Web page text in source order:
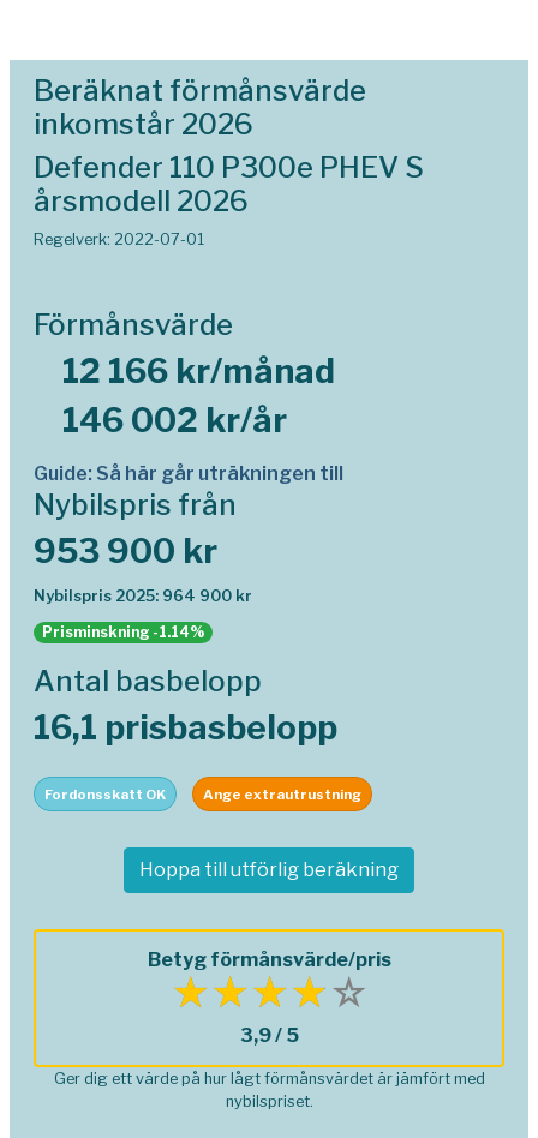
Beräknat förmånsvärde
inkomstår 2026
Defender 110 P300e PHEV S
årsmodell 2026
Regelverk: 2022-07-01
Förmånsvärde
12 166 kr/månad
146 002 kr/år
Guide: Så här går uträkningen till
Nybilspris från
953 900 kr
Nybilspris 2025: 964 900 kr
Prisminskning -1.14%
Antal basbelopp
16,1 prisbasbelopp
Fordonsskatt OK Ange extrautrustning
Hoppa till utförlig beräkning
Betyg förmånsvärde/pris
3,9 / 5
Ger dig ett värde på hur lågt förmånsvärdet är jämfört med
nybilspriset.